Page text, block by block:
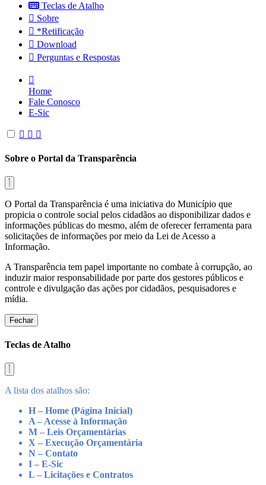
Teclas de Atalho
Sobre
*Retificação
Download
Perguntas e Respostas
Home
Fale Conosco
E-Sic
Sobre o Portal da Transparência
O Portal da Transparência é uma iniciativa do Município que
propicia o controle social pelos cidadãos ao disponibilizar dados e
informações públicas do mesmo, além de oferecer ferramenta para
solicitações de informações por meio da Lei de Acesso a
Informação.
A Transparência tem papel importante no combate à corrupção, ao
induzir maior responsabilidade por parte dos gestores públicos e
controle e divulgação das ações por cidadãos, pesquisadores e
mídia.
Fechar
Teclas de Atalho
A lista dos atalhos são:
H – Home (Página Inicial)
A – Acesse à Informação
M – Leis Orçamentárias
X – Execução Orçamentária
N – Contato
I – E-Sic
L – Licitações e Contratos